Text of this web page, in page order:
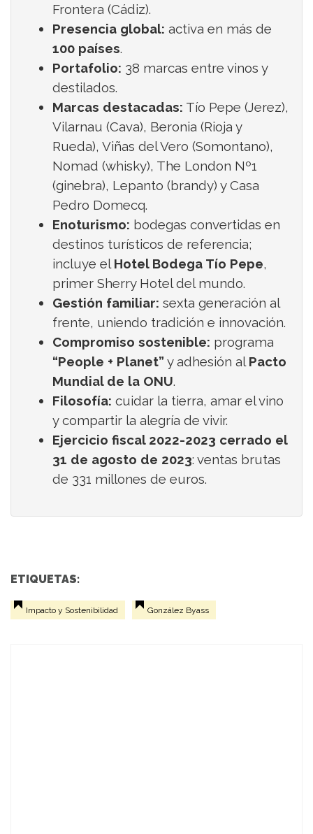
Frontera (Cádiz).
Presencia global: activa en más de
100 países.
Portafolio: 38 marcas entre vinos y
destilados.
Marcas destacadas: Tío Pepe (Jerez),
Vilarnau (Cava), Beronia (Rioja y
Rueda), Viñas del Vero (Somontano),
Nomad (whisky), The London Nº1
(ginebra), Lepanto (brandy) y Casa
Pedro Domecq.
Enoturismo: bodegas convertidas en
destinos turísticos de referencia;
incluye el Hotel Bodega Tío Pepe,
primer Sherry Hotel del mundo.
Gestión familiar: sexta generación al
frente, uniendo tradición e innovación.
Compromiso sostenible: programa
“People + Planet” y adhesión al Pacto
Mundial de la ONU.
Filosofía: cuidar la tierra, amar el vino
y compartir la alegría de vivir.
Ejercicio fiscal 2022-2023 cerrado el
31 de agosto de 2023: ventas brutas
de 331 millones de euros.
ETIQUETAS:
Impacto y Sostenibilidad González Byass